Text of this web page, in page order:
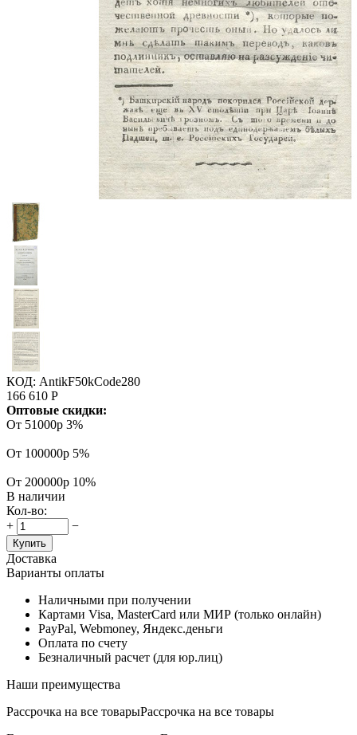
КОД: AntikF50kCode280
166 610 Р
Оптовые скидки:
От 51000р 3%
От 100000р 5%
От 200000р 10%
В наличии
Кол-во:
+
−
Купить
Доставка
Варианты оплаты
Наличными при получении
Картами Visa, MasterCard или МИР (только онлайн)
PayPal, Webmoney, Яндекс.деньги
Оплата по счету
Безналичный расчет (для юр.лиц)
Наши преимущества
Рассрочка на все товарыРассрочка на все товары